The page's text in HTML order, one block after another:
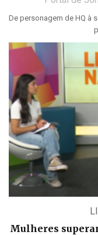
De personagem de HQ à
Mulheres